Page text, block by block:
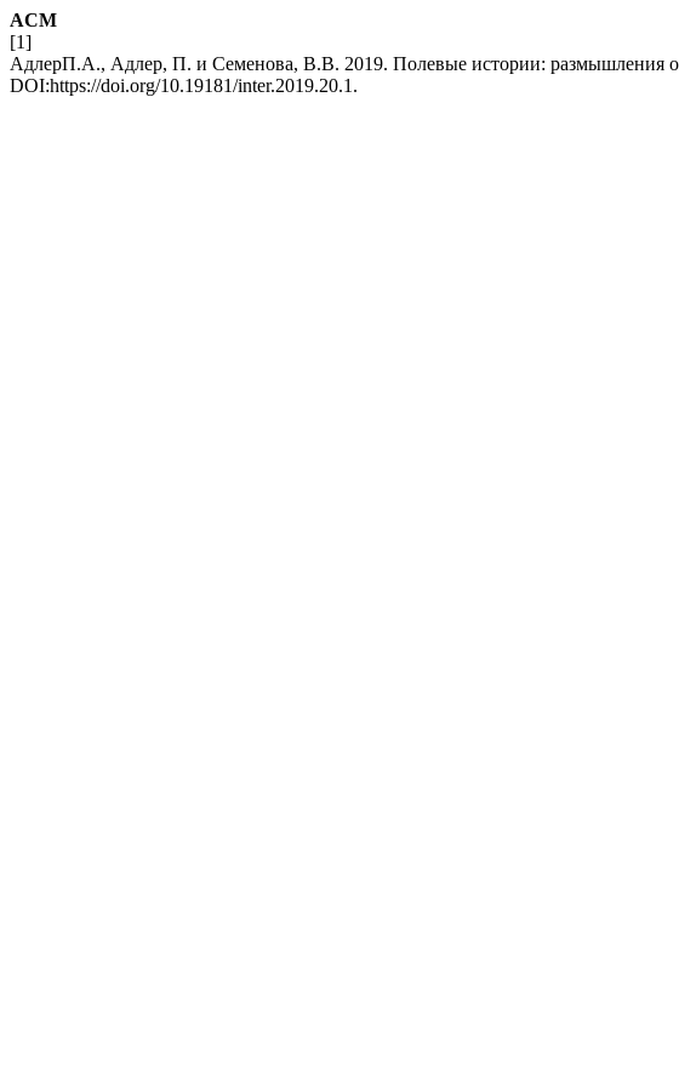
ACM
[1]
АдлерП.A., Адлер, П. и Семенова, В.В. 2019. Полевые истории: размышления о
DOI:https://doi.org/10.19181/inter.2019.20.1.